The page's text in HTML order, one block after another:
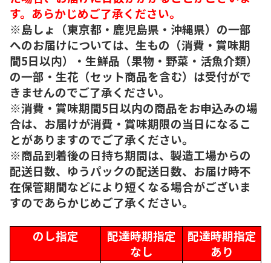
す。あらかじめご了承ください。
※島しょ（東京都・鹿児島県・沖縄県）の一部
へのお届けについては、生もの（消費・賞味期
間5日以内）・生鮮品（果物・野菜・活魚介類）
の一部・生花（セット商品を含む）は受付がで
きませんのでご了承ください。
※消費・賞味期間5日以内の商品をお申込みの場
合は、お届けが消費・賞味期限の当日になるこ
とがありますのでご了承ください。
※商品到着後の日持ち期間は、製造工場からの
配送日数、ゆうパックの配送日数、お届け時不
在保管期間などにより短くなる場合がございま
すのであらかじめご了承ください。
のし指定
配達時期指定
なし
配達時期指定
あり